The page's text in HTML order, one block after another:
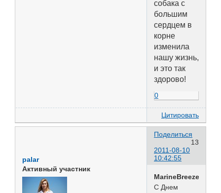
собака с
большим
сердцем в
корне
изменила
нашу жизнь,
и это так
здорово!
0
Цитировать
Поделиться
13
2011-08-10
10:42:55
palar
Активный участник
MarineBreeze
С Днем